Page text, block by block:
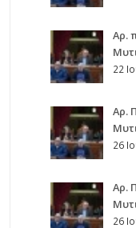
Αρ.
22
Aρ.
26
Aρ.
26